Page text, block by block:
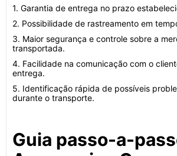
1. Garantia de entrega no prazo
2. Possibilidade de rastreamento em
3. Maior segurança e controle sobre a
transportada.
4. Facilidade na comunicação com o
entrega.
5. Identificação rápida de possíveis
durante o transporte.
Guia passo-a-